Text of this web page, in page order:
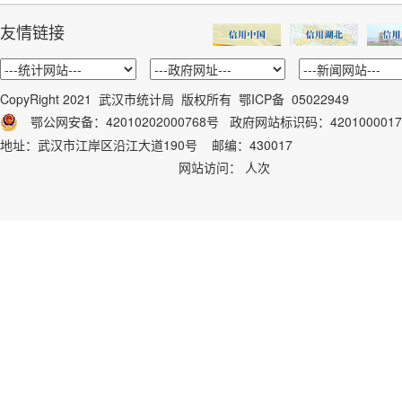
友情链接
CopyRight 2021 武汉市统计局 版权所有 鄂ICP备 05022949
鄂公网安备：42010202000768号 政府网站标识码： 4201000017
地址：武汉市江岸区沿江大道190号 邮编：430017
网站访问： 人次